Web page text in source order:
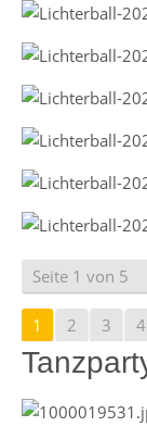
Seite 1 von 5
1 2 3 4